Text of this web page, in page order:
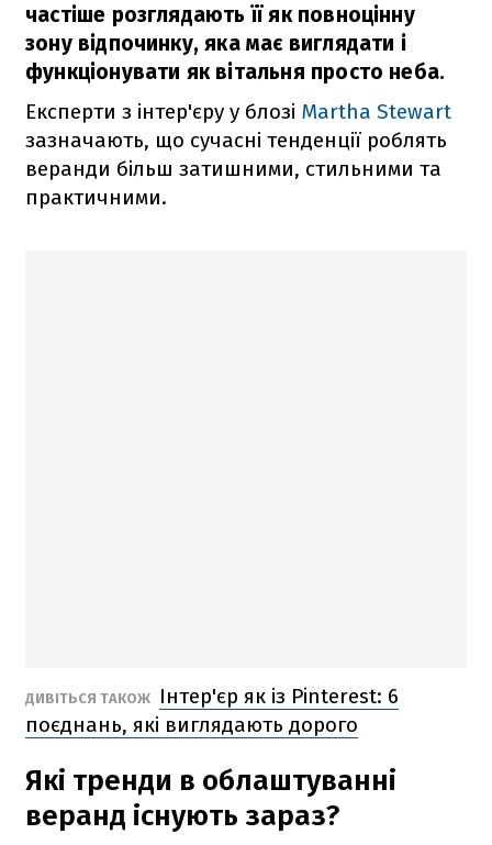
частіше розглядають її як повноцінну
зону відпочинку, яка має виглядати і
функціонувати як вітальня просто неба.
Експерти з інтер'єру у блозі Martha Stewart
зазначають, що сучасні тенденції роблять
веранди більш затишними, стильними та
практичними.
ДИВІТЬСЯ ТАКОЖ
Інтер'єр як із Pinterest: 6
поєднань, які виглядають дорого
Які тренди в облаштуванні
веранд існують зараз?